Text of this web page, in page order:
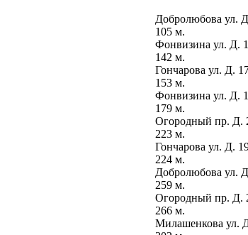
Добролюбова ул.
105 м.
Фонвизина ул. Д.
142 м.
Гончарова ул. Д.
153 м.
Фонвизина ул. Д.
179 м.
Огородный пр. Д.
223 м.
Гончарова ул. Д.
224 м.
Добролюбова ул.
259 м.
Огородный пр. Д.
266 м.
Милашенкова ул.